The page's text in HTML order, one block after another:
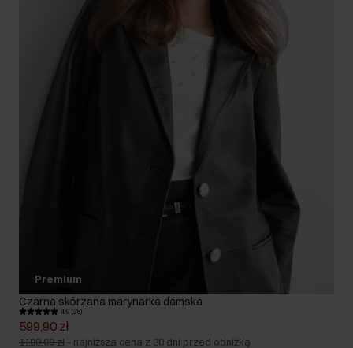
Premium
Czarna skórzana marynarka damska
4.9 (28)
599,90 zł
1199,00 zł - najniższa cena z 30 dni przed obniżką